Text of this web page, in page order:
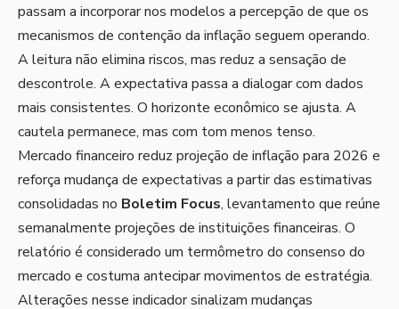
passam a incorporar nos modelos a percepção de que os
mecanismos de contenção da inflação seguem operando.
A leitura não elimina riscos, mas reduz a sensação de
descontrole. A expectativa passa a dialogar com dados
mais consistentes. O horizonte econômico se ajusta. A
cautela permanece, mas com tom menos tenso.
Mercado financeiro reduz projeção de inflação para 2026 e
reforça mudança de expectativas a partir das estimativas
consolidadas no Boletim Focus, levantamento que reúne
semanalmente projeções de instituições financeiras. O
relatório é considerado um termômetro do consenso do
mercado e costuma antecipar movimentos de estratégia.
Alterações nesse indicador sinalizam mudanças